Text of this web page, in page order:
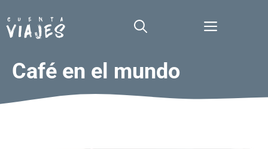
al
contenido
Menú
Café en el mundo